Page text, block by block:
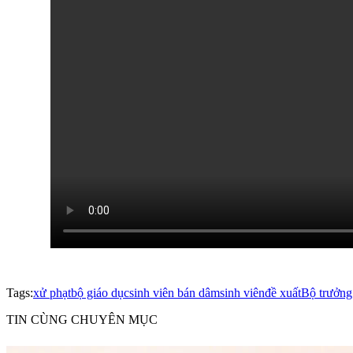
Tags:xử phạtbộ giáo dụcsinh viên bán dâmsinh viênđề xuấtBộ
TIN CÙNG CHUYÊN MỤC